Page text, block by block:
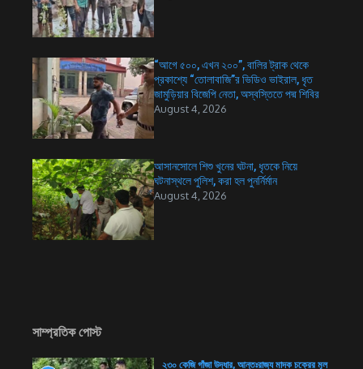
“আগে ৫০০, এখন ২০০”, বালির ট্রাক থেকে
প্রকাশ্যে “তোলাবাজি”র ভিডিও ভাইরাল, ধৃত
জামুড়িয়ার বিজেপি নেতা, অস্বস্তিতে পদ্ম শিবির
August 4, 2026
আসানসোলে শিশু খুনের ঘটনা, ধৃতকে নিয়ে
ঘটনাস্থলে পুলিশ, করা হল পুনর্নির্মান
August 4, 2026
সাম্প্রতিক পোস্ট
২৩০ কেজি গাঁজা উদ্ধার, আন্তঃরাজ্য মাদক চক্রের মূল